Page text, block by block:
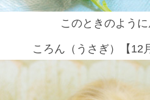
このときのよう
ころん（うさぎ）【12